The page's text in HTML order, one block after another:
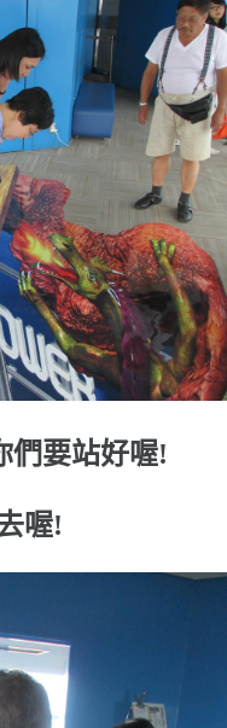
們要站好喔!
喔!